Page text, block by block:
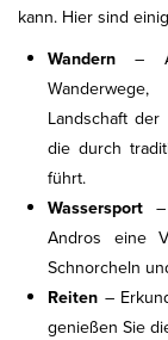
kann. Hier sind
Wandern –
Landschaft
die durch
führt.
Wassersport
Andros eine
Schnorcheln
Reiten –
genießen Sie